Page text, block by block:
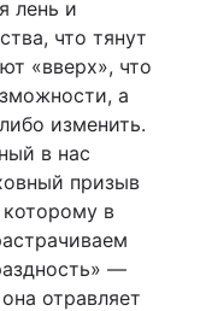
лень и
что тянут
«вверх», что
а
изменить.
в нас
призыв
которому в
—
отравляет